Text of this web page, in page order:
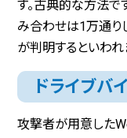
す。古典的な方法で
み合わせは1万通り
が判明するといわれ
ドライブバ
攻撃者が用意した